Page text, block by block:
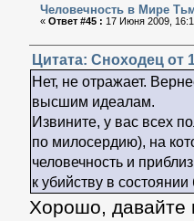
Человечность в Мире
«Ответ #45 : 17 Июня 2009,
Цитата: Сноходец от
Нет, не отражает.
высшим идеалам.
Извините, у вас всех
по милосердию), на
человечность и
к убийству в
Хорошо, давайте